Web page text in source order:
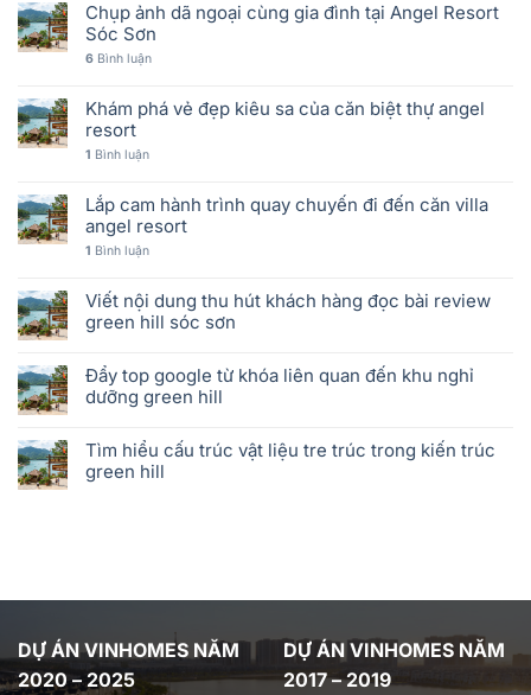
Chụp ảnh dã ngoại cùng gia đình tại Angel Resort
Sóc Sơn
6 Bình luận
Khám phá vẻ đẹp kiêu sa của căn biệt thự angel
resort
1 Bình luận
Lắp cam hành trình quay chuyến đi đến căn villa
angel resort
1 Bình luận
Viết nội dung thu hút khách hàng đọc bài review
green hill sóc sơn
Đẩy top google từ khóa liên quan đến khu nghỉ
dưỡng green hill
Tìm hiểu cấu trúc vật liệu tre trúc trong kiến trúc
green hill
DỰ ÁN VINHOMES NĂM
2020 – 2025
DỰ ÁN VINHOMES NĂM
2017 – 2019